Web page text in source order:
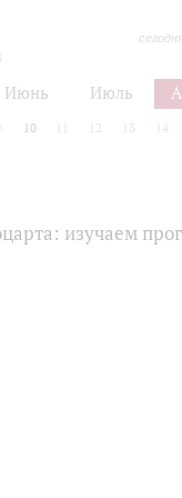
Июнь Июль
10 12 13 14
изучаем